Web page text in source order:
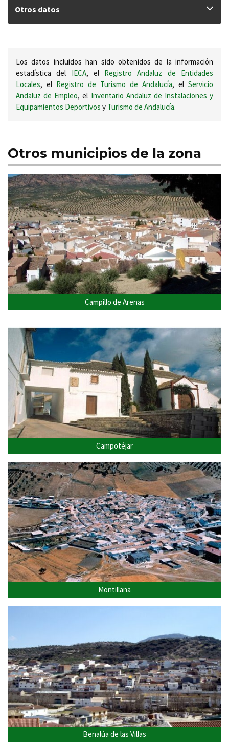
Otros datos
Los datos incluidos han sido obtenidos de la información
estadística del IECA, el Registro Andaluz de Entidades
Locales, el Registro de Turismo de Andalucía, el Servicio
Andaluz de Empleo, el Inventario Andaluz de Instalaciones y
Equipamientos Deportivos y Turismo de Andalucía.
Otros municipios de la zona
Campillo de Arenas
Campotéjar
Montillana
Benalúa de las Villas